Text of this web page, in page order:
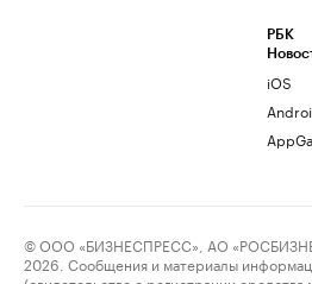
РБК
iOS
© ООО «БИЗНЕСПРЕСС», АО
2026. Сообщения и материалы